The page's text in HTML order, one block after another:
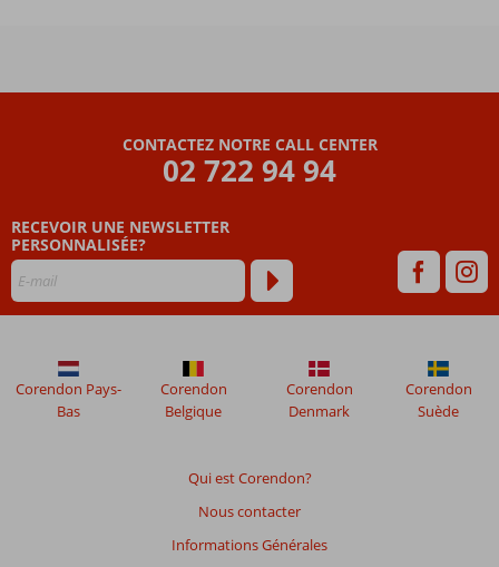
CONTACTEZ NOTRE CALL CENTER
02 722 94 94
RECEVOIR UNE NEWSLETTER
PERSONNALISÉE?
Qui est Corendon?
Nous contacter
Informations Générales
Corendon Pays-
Bas
Corendon
Belgique
Corendon
Denmark
Corendon
Suède